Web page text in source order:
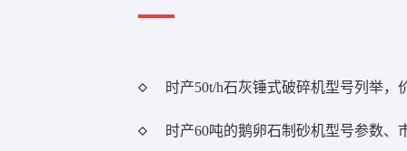
时产50t/h石灰锤式破碎机型号列举，
时产60吨的鹅卵石制砂机型号参数、